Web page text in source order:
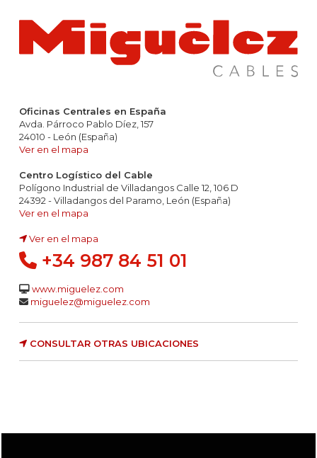
Oficinas Centrales en España
Avda. Párroco Pablo Díez, 157
24010 - León (España)
Ver en el mapa
Centro Logístico del Cable
Polígono Industrial de Villadangos Calle 12, 106 D
24392 - Villadangos del Paramo, León (España)
Ver en el mapa
Ver en el mapa
+34 987 84 51 01
www.miguelez.com
miguelez@miguelez.com
CONSULTAR OTRAS UBICACIONES